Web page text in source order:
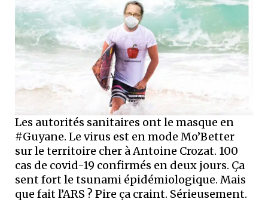
Les autorités sanitaires ont le masque en
#Guyane. Le virus est en mode Mo’Better
sur le territoire cher à Antoine Crozat. 100
cas de covid-19 confirmés en deux jours. Ça
sent fort le tsunami épidémiologique. Mais
que fait l’ARS ? Pire ça craint. Sérieusement.